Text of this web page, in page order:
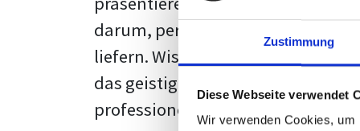
Zustimmung
Diese Webseite verwendet
Wir verwenden Cookies,
darum, persönliche Meinungen
liefern. Wissenschaftliche Texte,
das geistige Eigentum des
professionell zu kommunizieren.